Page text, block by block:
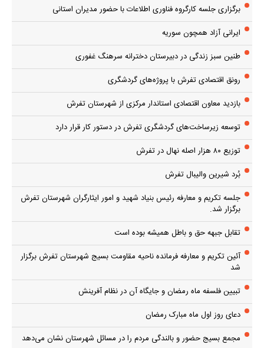
برگزاری جلسه کارگروه فناوری اطلاعات با حضور مدیران استانی
ایرانی آزاد همچون سوریه
طنین سبز زندگی در دبیرستان دخترانه سرهنگ غفوری
رونق اقتصادی تفرش با پروژه‌های گردشگری
بازدید معاون اقتصادی استاندار مرکزی از شهرستان تفرش
توسعه زیرساخت‌های گردشگری تفرش در دستور کار قرار دارد
توزیع ۸۰ هزار اصله نهال در تفرش
بُرد شیرین والیبال تفرش
جلسه تکریم و معارفه رئیس بنیاد شهید و امور ایثارگران شهرستان تفرش
برگزار شد.
تقابل جبهه حق و باطل همیشه بوده است
آئین تکریم و معارفه فرمانده ناحیه مقاومت بسیج شهرستان تفرش برگزار
شد
تبیین فلسفه ماه رمضان و جایگاه آن در نظام آفرینش
دعای روز اول ماه مبارک رمضان
مجمع بسیج حضور و بالندگی مردم را در مسائل شهرستان نشان می‌دهد